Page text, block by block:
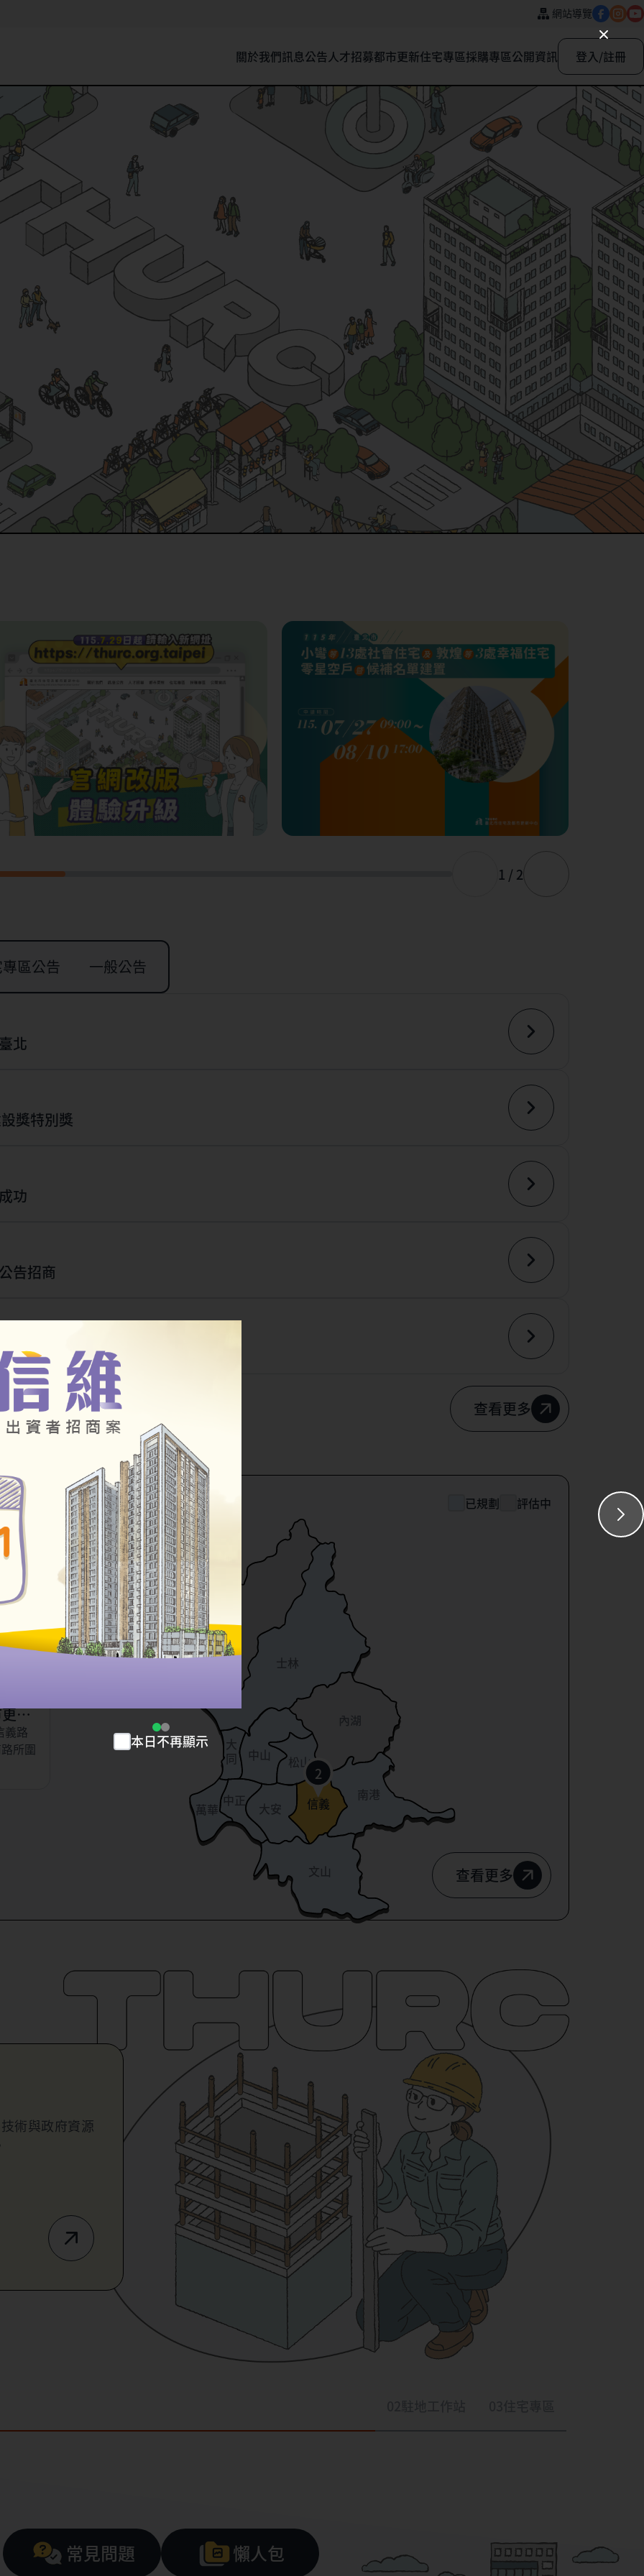
網站導覽
關於我們訊息公告人才招募都市更新住宅專區採購專區公開資訊 登入/註冊
1 / 2
區公告 一般公告
北
獎特別獎
功
市更新公告招商
告
查看更多
幸福住宅 其他房源 已規劃 評估中
中正
大
同 中山 松山
大安
萬華 信義
士林
北投
內湖
南港
文山
2
段
都
永吉
新
義路
所圍
查看更多
術與政府資源
常見問題 懶人包
本日不再顯示